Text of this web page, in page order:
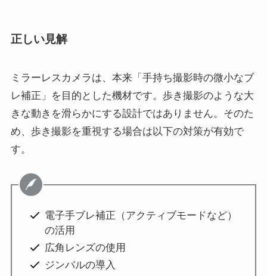
正しい見解
ミラーレスカメラは、本来「手持ち撮影時の微小なブ
レ補正」を目的とした機材です。歩き撮影のような大
きな動きを滑らかにする設計ではありません。そのた
め、歩き撮影を重視する場合は以下の対策が有効で
す。
電子手ブレ補正（アクティブモードなど）
の活用
広角レンズの使用
ジンバルの導入